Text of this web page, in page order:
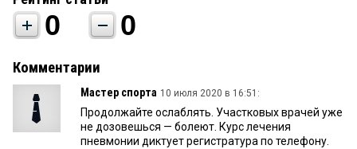
0 0
Комментарии
Мастер спорта 10 июля 2020 в 16:51:
Продолжайте ослаблять. Участковых врачей уже
не дозовешься — болеют. Курс лечения
пневмонии диктует регистратура по телефону.